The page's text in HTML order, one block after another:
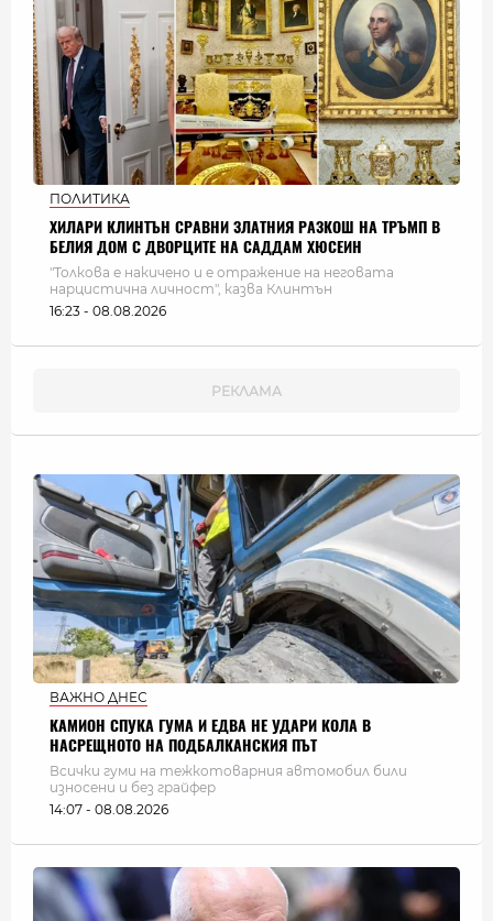
ПОЛИТИКА
ХИЛАРИ КЛИНТЪН СРАВНИ ЗЛАТНИЯ РАЗКОШ НА ТРЪМП В
БЕЛИЯ ДОМ С ДВОРЦИТЕ НА САДДАМ ХЮСЕИН
"Толкова е накичено и е отражение на неговата
нарцистична личност", казва Клинтън
16:23 - 08.08.2026
ВАЖНО ДНЕС
КАМИОН СПУКА ГУМА И ЕДВА НЕ УДАРИ КОЛА В
НАСРЕЩНОТО НА ПОДБАЛКАНСКИЯ ПЪТ
Всички гуми на тежкотоварния автомобил били
износени и без грайфер
14:07 - 08.08.2026